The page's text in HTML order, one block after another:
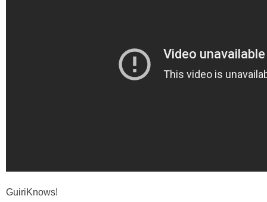
GuiriKnows!